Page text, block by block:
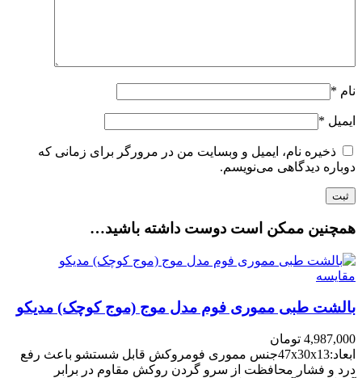
نام *
ایمیل *
ذخیره نام، ایمیل و وبسایت من در مرورگر برای زمانی که
دوباره دیدگاهی می‌نویسم.
همچنین ممکن است دوست داشته باشید…
مقایسه
بالشت طبی مموری فوم مدل موج (موج کوچک) مدیکو
4,987,000 تومان
ابعاد:47x30x13جنس مموری فومروکش قابل شستشو باعث رفع
درد و فشار محافظت از سرو گردن روکش مقاوم در برابر